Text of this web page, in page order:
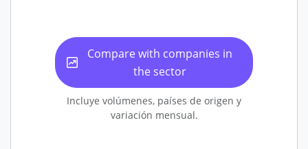
Compare with companies in
the sector
Incluye volúmenes, países de origen y
variación mensual.